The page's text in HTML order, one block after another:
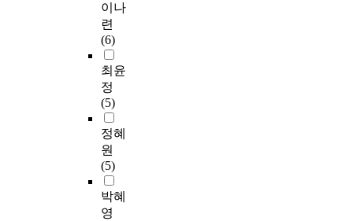
이나
련
(6)
최윤
정
(5)
정혜
원
(5)
박혜
영